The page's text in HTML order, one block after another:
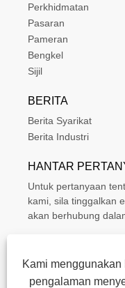
Perkhidmatan
Pasaran
Pameran
Bengkel
Sijil
BERITA
Berita Syarikat
Berita Industri
HANTAR
Untuk pertanyaan
kami, sila tinggalkan
akan berhubung
Kami
pengalaman